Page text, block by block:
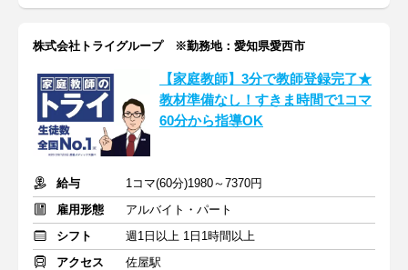
株式会社トライグループ ※勤務地：愛知県愛西市
【家庭教師】3分で教師登録完了★
教材準備なし！すきま時間で1コマ
60分から指導OK
給与
1コマ(60分)1980～7370円
雇用形態
アルバイト・パート
シフト
週1日以上 1日1時間以上
アクセス
佐屋駅